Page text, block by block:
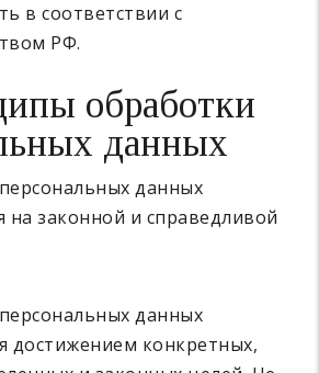
в соответствии с
РФ.
обработки
данных
данных
на законной и справедливой
данных
достижением конкретных,